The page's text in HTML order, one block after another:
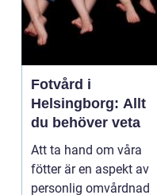
Fotvård i
Helsingborg: Allt
du behöver veta
Att ta hand om våra
fötter är en aspekt av
personlig omvårdnad